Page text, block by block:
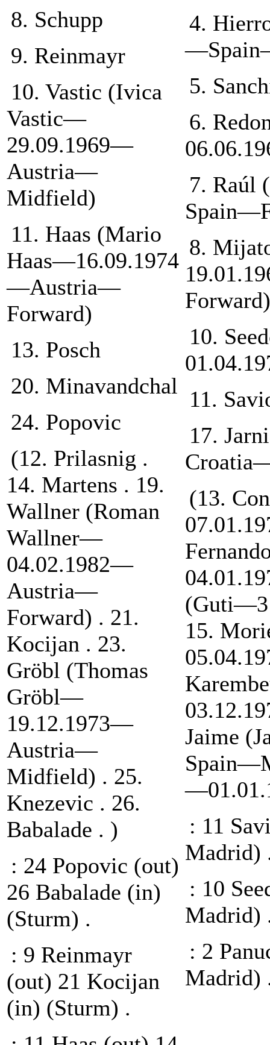
8. Schupp
9. Reinmayr
10. Vastic (Ivica
Vastic—
29.09.1969—
Austria—
Midfield)
11. Haas (Mario
Haas—16.09.1974
—Austria—
Forward)
13. Posch
20. Minavandchal
24. Popovic
(12. Prilasnig .
14. Martens . 19.
Wallner (Roman
Wallner—
04.02.1982—
Austria—
Forward) . 21.
Kocijan . 23.
Gröbl (Thomas
Gröbl—
19.12.1973—
Austria—
Midfield) . 25.
Knezevic . 26.
Babalade . )
: 24 Popovic (out)
26 Babalade (in)
(Sturm) .
: 9 Reinmayr
(out) 21 Kocijan
(in) (Sturm) .
4.
5.
6.
7. Raúl
8.
Forward)
10.
11.
17.
(13.
15.
Jaime
: 11
Madrid)
: 10
Madrid)
: 2
Madrid)